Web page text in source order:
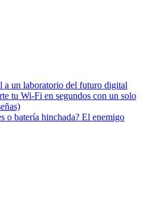
un laboratorio del futuro digital
tu Wi-Fi en segundos con un solo
o batería hinchada? El enemigo